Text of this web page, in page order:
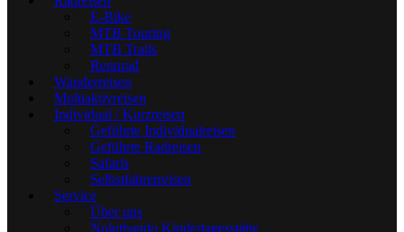
E-Bike
MTB Touring
MTB Trails
Rennrad
Wanderreisen
Multiaktivreisen
Individual / Kurzreisen
Geführte Individualreisen
Geführte Radreisen
Safaris
Selbstfahrerreisen
Service
Über uns
Noluthando Kindertagesstätte